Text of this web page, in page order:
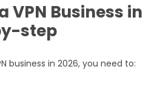
VPN Business in
step
business in 2026, you need to: